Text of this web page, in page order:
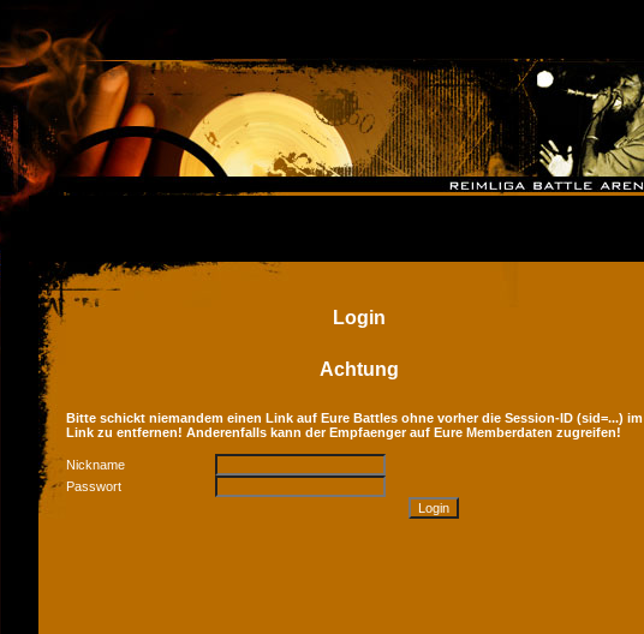
Login
Achtung
Bitte schickt niemandem einen Link auf Eure Battles ohne vorher die Session-ID (sid=...) im
Link zu entfernen! Anderenfalls kann der Empfaenger auf Eure Memberdaten zugreifen!
Nickname
Passwort